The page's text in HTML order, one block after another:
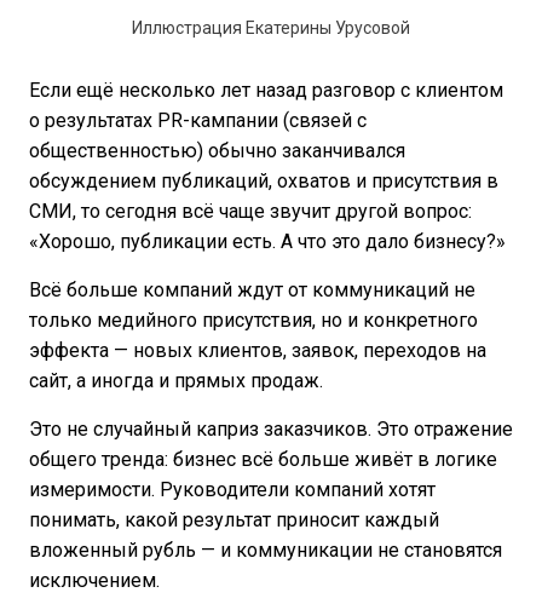
Иллюстрация Екатерины Урусовой
Если ещё несколько лет назад разговор с клиентом
о результатах PR-кампании (связей с
общественностью) обычно заканчивался
обсуждением публикаций, охватов и присутствия в
СМИ, то сегодня всё чаще звучит другой вопрос:
«Хорошо, публикации есть. А что это дало бизнесу?»
Всё больше компаний ждут от коммуникаций не
только медийного присутствия, но и конкретного
эффекта — новых клиентов, заявок, переходов на
сайт, а иногда и прямых продаж.
Это не случайный каприз заказчиков. Это отражение
общего тренда: бизнес всё больше живёт в логике
измеримости. Руководители компаний хотят
понимать, какой результат приносит каждый
вложенный рубль — и коммуникации не становятся
исключением.